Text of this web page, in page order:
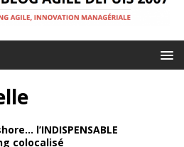
l’INDISPENSABLE
colocalisé